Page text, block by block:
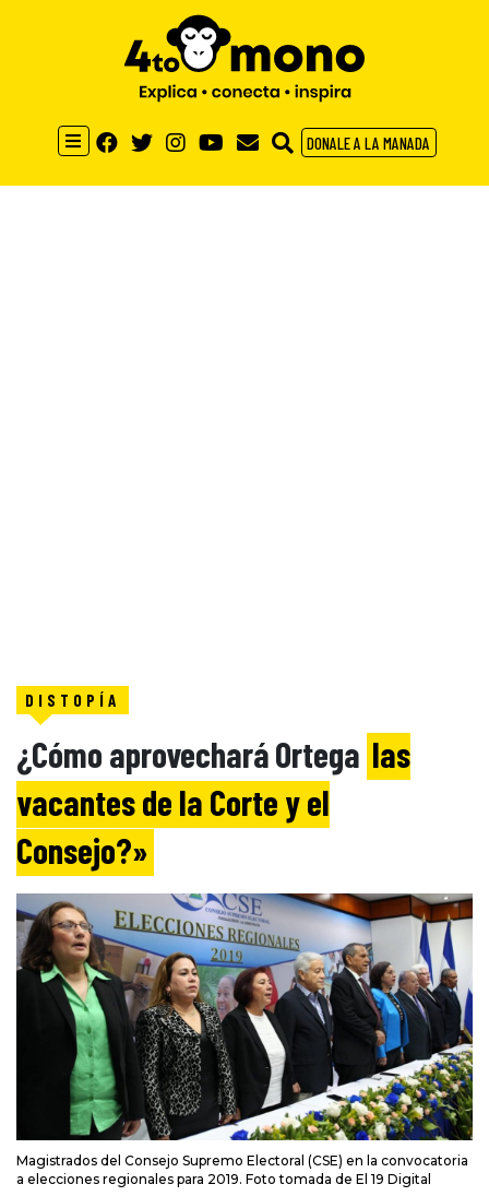
DONALE A LA MANADA
DISTOPÍA
¿Cómo aprovechará Ortega las
vacantes de la Corte y el
Consejo?»
Magistrados del Consejo Supremo Electoral (CSE) en la convocatoria
a elecciones regionales para 2019. Foto tomada de El 19 Digital